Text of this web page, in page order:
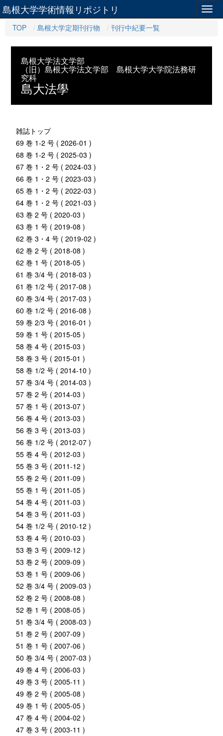
島根大学学術情報リポジトリ
TOP 島根大学定期刊行物 刊行中紀要一覧
島根大学法文学部
（旧）島根大学法文学部 島根大学大学院法務研
究科
島大法學
雑誌トップ
69 巻 1-2 号 ( 2026-01 )
68 巻 1-2 号 ( 2025-03 )
67 巻 1・2 号 ( 2024-03 )
66 巻 1・2 号 ( 2023-03 )
65 巻 1・2 号 ( 2022-03 )
64 巻 1・2 号 ( 2021-03 )
63 巻 2 号 ( 2020-03 )
63 巻 1 号 ( 2019-08 )
62 巻 3・4 号 ( 2019-02 )
62 巻 2 号 ( 2018-08 )
62 巻 1 号 ( 2018-05 )
61 巻 3/4 号 ( 2018-03 )
61 巻 1/2 号 ( 2017-08 )
60 巻 3/4 号 ( 2017-03 )
60 巻 1/2 号 ( 2016-08 )
59 巻 2/3 号 ( 2016-01 )
59 巻 1 号 ( 2015-05 )
58 巻 4 号 ( 2015-03 )
58 巻 3 号 ( 2015-01 )
58 巻 1/2 号 ( 2014-10 )
57 巻 3/4 号 ( 2014-03 )
57 巻 2 号 ( 2014-03 )
57 巻 1 号 ( 2013-07 )
56 巻 4 号 ( 2013-03 )
56 巻 3 号 ( 2013-03 )
56 巻 1/2 号 ( 2012-07 )
55 巻 4 号 ( 2012-03 )
55 巻 3 号 ( 2011-12 )
55 巻 2 号 ( 2011-09 )
55 巻 1 号 ( 2011-05 )
54 巻 4 号 ( 2011-03 )
54 巻 3 号 ( 2011-03 )
54 巻 1/2 号 ( 2010-12 )
53 巻 4 号 ( 2010-03 )
53 巻 3 号 ( 2009-12 )
53 巻 2 号 ( 2009-09 )
53 巻 1 号 ( 2009-06 )
52 巻 3/4 号 ( 2009-03 )
52 巻 2 号 ( 2008-08 )
52 巻 1 号 ( 2008-05 )
51 巻 3/4 号 ( 2008-03 )
51 巻 2 号 ( 2007-09 )
51 巻 1 号 ( 2007-06 )
50 巻 3/4 号 ( 2007-03 )
49 巻 4 号 ( 2006-03 )
49 巻 3 号 ( 2005-11 )
49 巻 2 号 ( 2005-08 )
49 巻 1 号 ( 2005-05 )
47 巻 4 号 ( 2004-02 )
47 巻 3 号 ( 2003-11 )